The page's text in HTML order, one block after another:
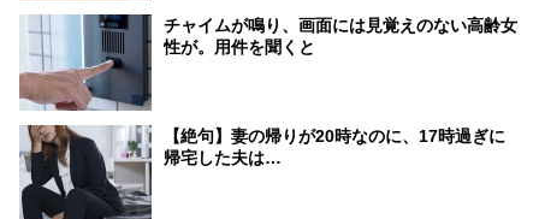
チャイムが鳴り、画面には見覚えのない高齢女
性が。用件を聞くと
【絶句】妻の帰りが20時なのに、17時過ぎに
帰宅した夫は…